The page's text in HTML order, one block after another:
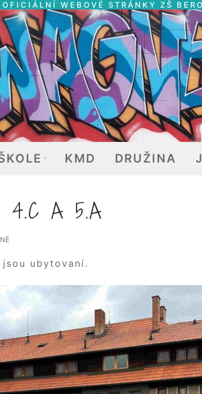
OFICIÁLNÍ WEBOVÉ STRÁNKY ZŠ
KMD DRUŽINA
4.C A 5.A
ubytovaní.